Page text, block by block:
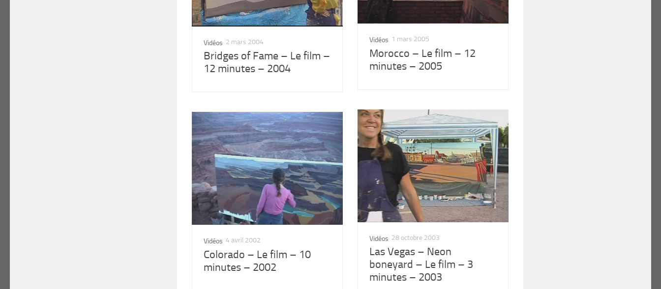
Vidéos 1 mars 2005
Morocco – Le film – 12
minutes – 2005
Vidéos 2 mars 2004
Bridges of Fame – Le film –
12 minutes – 2004
Vidéos 28 octobre 2003
Las Vegas – Neon
boneyard – Le film – 3
minutes – 2003
Vidéos 4 avril 2002
Colorado – Le film – 10
minutes – 2002